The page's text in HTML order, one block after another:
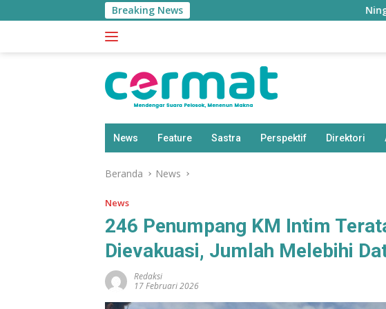
ke
Breaking News Ningsi
News Feature Sastra Perspektif Direktori
Beranda News
News
246 Penumpang KM Intim
Dievakuasi, Jumlah Melebihi
Redaksi
17 Februari 2026